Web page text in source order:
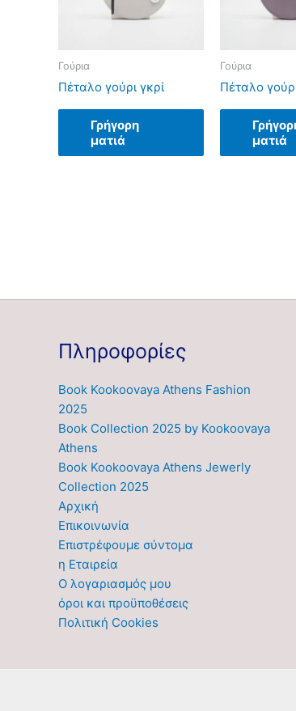
Γούρια
Πέταλο γούρι γκρί
Γρήγορη
ματιά
Γούρια
Πέταλο
ματιά
Πληροφορίες
Book Kookoovaya Athens Fashion
2025
Book Collection 2025 by Kookoovaya
Athens
Book Kookoovaya Athens Jewerly
Collection 2025
Αρχική
Επικοινωνία
Επιστρέφουμε σύντομα
η Εταιρεία
Ο λογαριασμός μου
όροι και προϋποθέσεις
Πολιτική Cookies